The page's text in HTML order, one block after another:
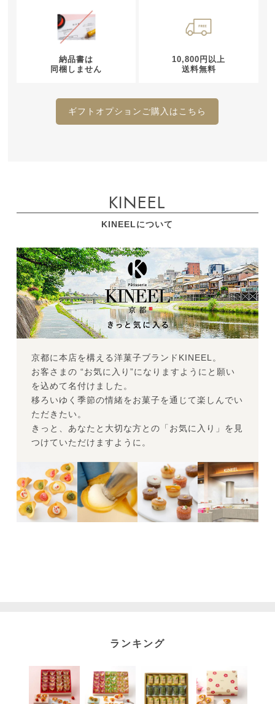
納品書は
同梱しません
10,800円以上
送料無料
ギフトオプションご購入はこちら
KINEEL
KINEELについて
京都に本店を構える洋菓子ブランドKINEEL。
お客さまの “お気に入り”になりますようにと願い
を込めて名付けました。
移ろいゆく季節の情緒をお菓子を通じて楽しんでい
ただきたい。
きっと、あなたと大切な方との「お気に入り」を見
つけていただけますように。
ランキング